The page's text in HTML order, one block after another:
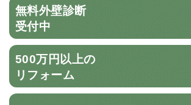
無料外壁診断
受付中
500万円以上の
リフォーム